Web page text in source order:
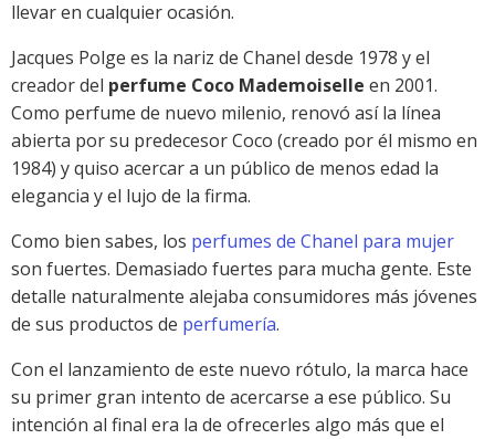
llevar en cualquier ocasión.
Jacques Polge es la nariz de Chanel desde 1978 y el
creador del perfume Coco Mademoiselle en 2001.
Como perfume de nuevo milenio, renovó así la línea
abierta por su predecesor Coco (creado por él mismo en
1984) y quiso acercar a un público de menos edad la
elegancia y el lujo de la firma.
Como bien sabes, los perfumes de Chanel para mujer
son fuertes. Demasiado fuertes para mucha gente. Este
detalle naturalmente alejaba consumidores más jóvenes
de sus productos de perfumería.
Con el lanzamiento de este nuevo rótulo, la marca hace
su primer gran intento de acercarse a ese público. Su
intención al final era la de ofrecerles algo más que el